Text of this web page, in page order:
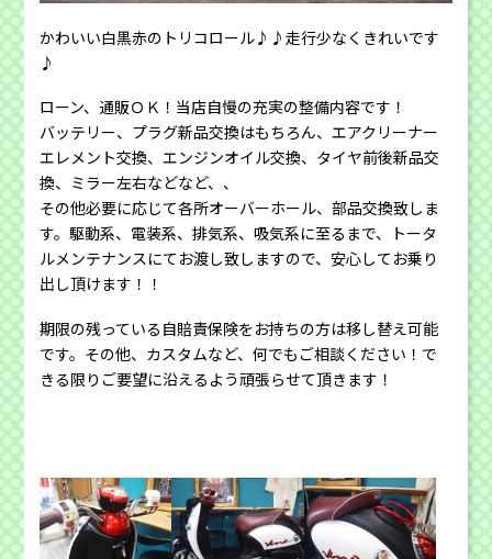
かわいい白黒赤のトリコロール♪♪走行少なくきれいです
♪
ローン、通販ＯＫ！当店自慢の充実の整備内容です！
バッテリー、プラグ新品交換はもちろん、エアクリーナー
エレメント交換、エンジンオイル交換、タイヤ前後新品交
換、ミラー左右などなど、、
その他必要に応じて各所オーバーホール、部品交換致しま
す。駆動系、電装系、排気系、吸気系に至るまで、トータ
ルメンテナンスにてお渡し致しますので、安心してお乗り
出し頂けます！！
期限の残っている自賠責保険をお持ちの方は移し替え可能
です。その他、カスタムなど、何でもご相談ください！で
きる限りご要望に沿えるよう頑張らせて頂きます！